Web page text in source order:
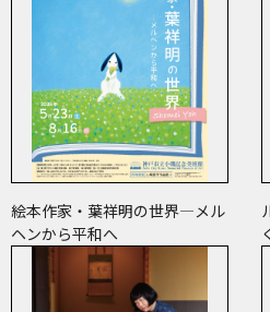
絵本作家・葉祥明の世界―メル
ヘンから平和へ